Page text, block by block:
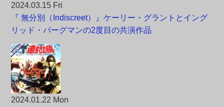
2024.03.15 Fri
『 無分別（Indiscreet）』ケーリー・グラントとイング
リッド・バーグマンの2度目の共演作品
2024.01.22 Mon